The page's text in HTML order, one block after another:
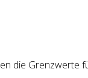
die Grenzwerte